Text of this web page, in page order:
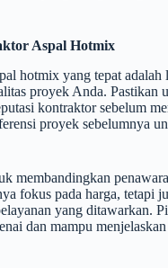
Aspal Hotmix
hotmix yang tepat adalah
proyek Anda. Pastikan
kontraktor sebelum
proyek sebelumnya
membandingkan
fokus pada harga, tetapi
yang ditawarkan.
dan mampu